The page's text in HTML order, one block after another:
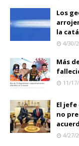
Los
la
4/30/
Más
11/
El
no
4/27/